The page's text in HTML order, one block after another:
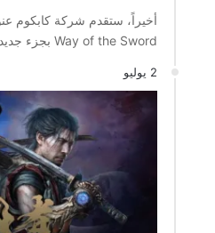
Way of the Sword بجزء جديد بعد أكثر من عقدين على…
2 يوليو